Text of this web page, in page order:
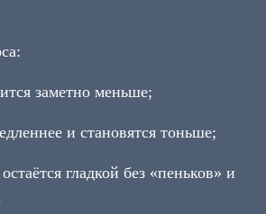
заметно меньше;
и становятся тоньше;
гладкой без «пеньков» и